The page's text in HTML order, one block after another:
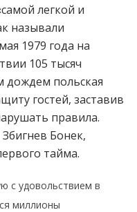
легкой и
называли
1979 года на
105 тысяч
польская
гостей, заставив
правила.
Бонек,
тайма.
с удовольствием в
миллионы